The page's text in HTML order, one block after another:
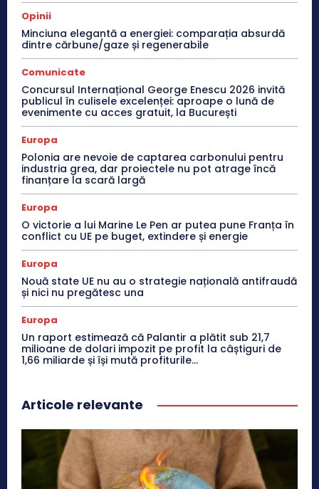
Opinii
Minciuna elegantă a energiei: comparația absurdă
dintre cărbune/gaze și regenerabile
Comunicate
Concursul Internațional George Enescu 2026 invită
publicul în culisele excelenței: aproape o lună de
evenimente cu acces gratuit, la București
Europa
Polonia are nevoie de captarea carbonului pentru
industria grea, dar proiectele nu pot atrage încă
finanțare la scară largă
Europa
O victorie a lui Marine Le Pen ar putea pune Franța în
conflict cu UE pe buget, extindere și energie
Europa
Nouă state UE nu au o strategie națională antifraudă
și nici nu pregătesc una
Europa
Un raport estimează că Palantir a plătit sub 21,7
milioane de dolari impozit pe profit la câștiguri de
1,66 miliarde și își mută profiturile...
Articole relevante